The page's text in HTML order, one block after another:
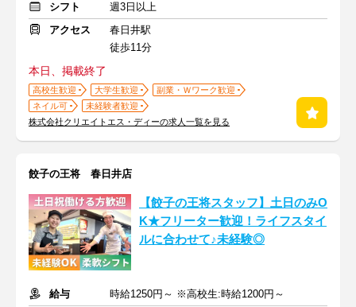
シフト
週3日以上
アクセス
春日井駅
徒歩11分
本日、掲載終了
高校生歓迎 大学生歓迎
副業・Ｗワーク歓迎
ネイル可
未経験者歓迎
株式会社クリエイトエス・ディーの求人一覧を見る
餃子の王将 春日井店
【餃子の王将スタッフ】土日のみO
K★フリーター歓迎！ライフスタイ
ルに合わせて♪未経験◎
給与
時給1250円～ ※高校生:時給1200円～